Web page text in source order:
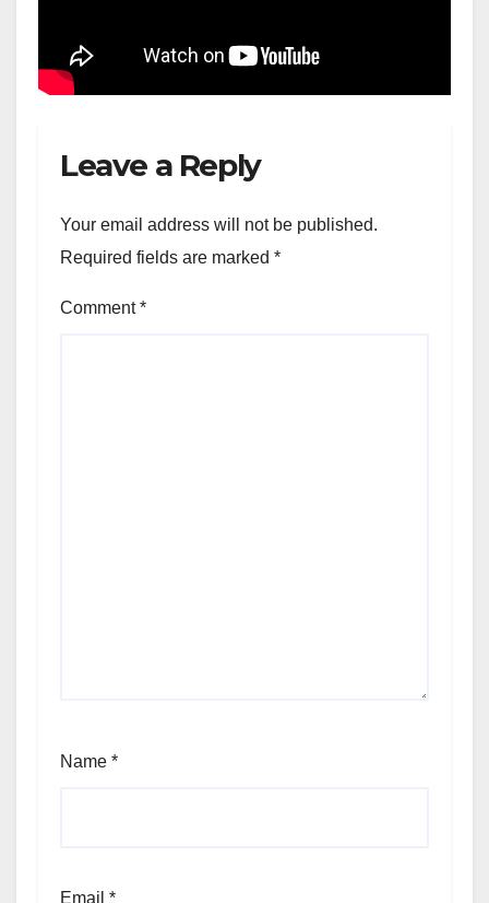
Leave a Reply
Your email address will not be published.
Required fields are marked *
Comment*
Name *
Email *